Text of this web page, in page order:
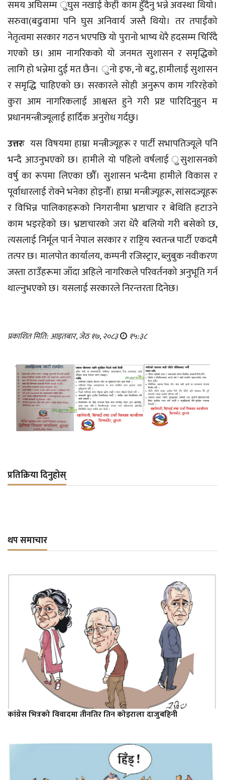
समय अघिसम्म ुघुस नखाई केही काम हुँदैनु भन्ने अवस्था थियो।
सरुवा(बढुवामा पनि घुस अनिवार्य जस्तै थियो। तर तपाईंको
नेतृत्वमा सरकार गठन भएपछि यो पुरानो भाष्य धेरै हदसम्म चिरिँदै
गएको छ। आम नागरिकको यो जनमत सुशासन र समृद्धिको
लागि हो भन्नेमा दुई मत छैन। ुनो इफ, नो बटु, हामीलाई सुशासन
र समृद्धि चाहिएको छ। सरकारले सोही अनुरूप काम गरिरहेको
कुरा आम नागरिकलाई आश्वस्त हुने गरी प्रष्ट पारिदिनुहुन म
प्रधानमन्त्रीज्यूलाई हार्दिक अनुरोध गर्दछु।
उत्तरः यस विषयमा हाम्रा मन्त्रीज्यूहरू र पार्टी सभापतिज्यूले पनि
भन्दै आउनुभएको छ। हामीले यो पहिलो वर्षलाई ुसुशासनको
वर्षु का रूपमा लिएका छौँ। सुशासन भन्दैमा हामीले विकास र
पूर्वाधारलाई रोक्ने भनेका होइनौँ। हाम्रा मन्त्रीज्यूहरू, सांसदज्यूहरू
र विभिन्न पालिकाहरूको निगरानीमा भ्रष्टाचार र बेथिति हटाउने
काम भइरहेको छ। भ्रष्टाचारको जरा धेरै बलियो गरी बसेको छ,
त्यसलाई निर्मूल पार्न नेपाल सरकार र राष्ट्रिय स्वतन्त्र पार्टी एकदमै
तत्पर छ। मालपोत कार्यालय, कम्पनी रजिस्ट्रार, ब्लुबुक नवीकरण
जस्ता ठाउँहरूमा जाँदा अहिले नागरिकले परिवर्तनको अनुभूति गर्न
थाल्नुभएको छ। यसलाई सरकारले निरन्तरता दिनेछ।
प्रकाशित मिति: आइतबार, जेठ १७, २०८३ १५:३८
प्रतिक्रिया दिनुहोस्
थप समाचार
कांग्रेस भित्रको विवादमा तीनतिर तिन कोइराला दाजुबहिनी